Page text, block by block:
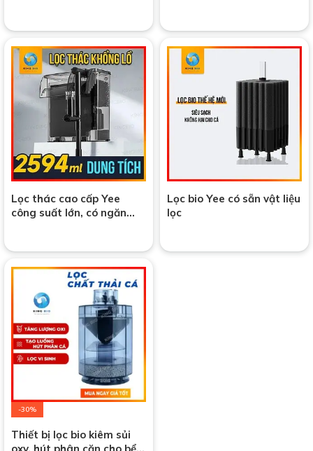
Lọc thác cao cấp Yee
công suất lớn, có ngăn
Lọc bio Yee có sẵn vật liệu
lọc
-30%
Thiết bị lọc bio kiêm sủi